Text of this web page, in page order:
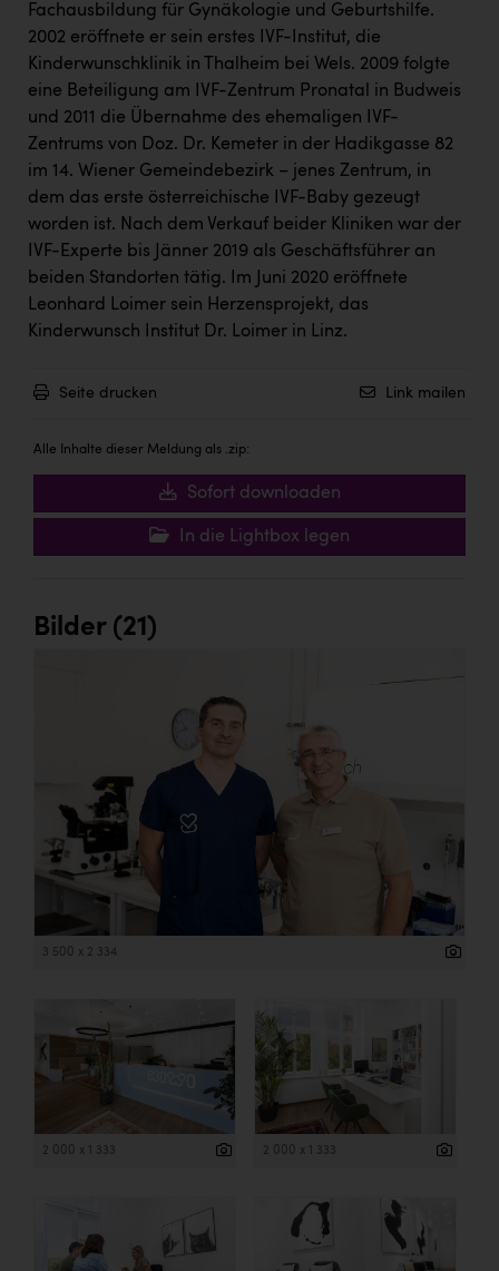
Fachausbildung für Gynäkologie und Geburtshilfe.
2002 eröffnete er sein erstes IVF-Institut, die
Kinderwunschklinik in Thalheim bei Wels. 2009 folgte
eine Beteiligung am IVF-Zentrum Pronatal in Budweis
und 2011 die Übernahme des ehemaligen IVF-
Zentrums von Doz. Dr. Kemeter in der Hadikgasse 82
im 14. Wiener Gemeindebezirk – jenes Zentrum, in
dem das erste österreichische IVF-Baby gezeugt
worden ist. Nach dem Verkauf beider Kliniken war der
IVF-Experte bis Jänner 2019 als Geschäftsführer an
beiden Standorten tätig. Im Juni 2020 eröffnete
Leonhard Loimer sein Herzensprojekt, das
Kinderwunsch Institut Dr. Loimer in Linz.
Seite drucken Link mailen
Alle Inhalte dieser Meldung als .zip:
Sofort downloaden
In die Lightbox legen
Bilder (21)
3 500 x 2 334
2 000 x 1 333 2 000 x 1 333